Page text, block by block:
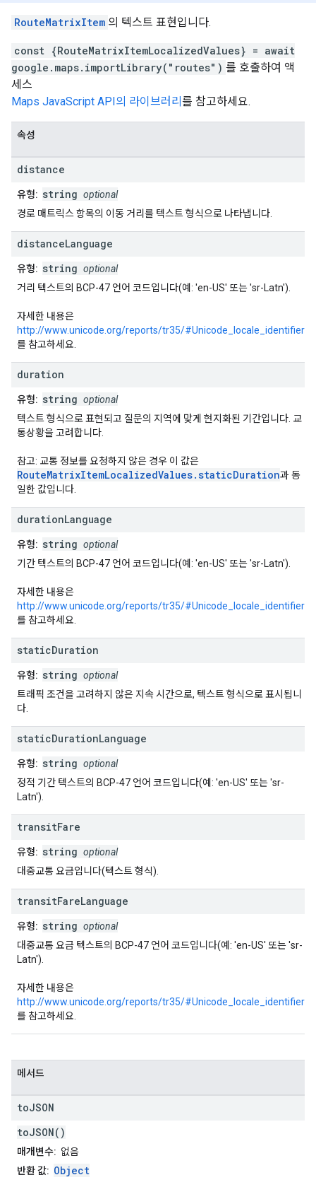
RouteMatrixItem 의 텍스트 표현입니다.
const {RouteMatrixItemLocalizedValues} = await
google.maps.importLibrary("routes") 를 호출하여 액
세스
Maps JavaScript API의 라이브러리 를 참고하세요.
속성
distance
유형: string optional
경로 매트릭스 항목의 이동 거리를 텍스트 형식으로 나타냅니다.
distanceLanguage
유형: string optional
거리 텍스트의 BCP-47 언어 코드입니다(예: 'en-US' 또는 'sr-Latn').
자세한 내용은
http://www.unicode.org/reports/tr35/#Unicode_locale_identifier
를 참고하세요.
duration
유형: string optional
텍스트 형식으로 표현되고 질문의 지역에 맞게 현지화된 기간입니다. 교
통상황을 고려합니다.
참고: 교통 정보를 요청하지 않은 경우 이 값은
RouteMatrixItemLocalizedValues.staticDuration과 동
일한 값입니다.
durationLanguage
유형: string optional
기간 텍스트의 BCP-47 언어 코드입니다(예: 'en-US' 또는 'sr-Latn').
자세한 내용은
http://www.unicode.org/reports/tr35/#Unicode_locale_identifier
를 참고하세요.
staticDuration
유형: string optional
트래픽 조건을 고려하지 않은 지속 시간으로, 텍스트 형식으로 표시됩니
다.
staticDurationLanguage
유형: string optional
정적 기간 텍스트의 BCP-47 언어 코드입니다(예: 'en-US' 또는 'sr-
Latn').
transitFare
유형: string optional
대중교통 요금입니다(텍스트 형식).
transitFareLanguage
유형: string optional
대중교통 요금 텍스트의 BCP-47 언어 코드입니다(예: 'en-US' 또는 'sr-
Latn').
자세한 내용은
http://www.unicode.org/reports/tr35/#Unicode_locale_identifier
를 참고하세요.
메서드
toJSON
toJSON()
매개변수: 없음
반환 값: Object